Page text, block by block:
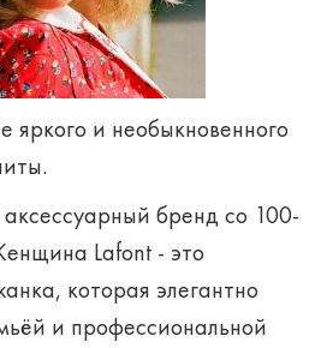
яркого и необыкновенного
бренд со 100-
Lafont - это
которая элегантно
и профессиональной